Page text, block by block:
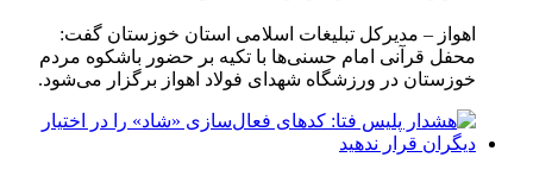
اهواز – مدیرکل تبلیغات اسلامی استان خوزستان گفت:
محفل قرآنی امام حسنی‌ها با تکیه بر حضور باشکوه مردم
خوزستان در ورزشگاه شهدای فولاد اهواز برگزار می‌شود.